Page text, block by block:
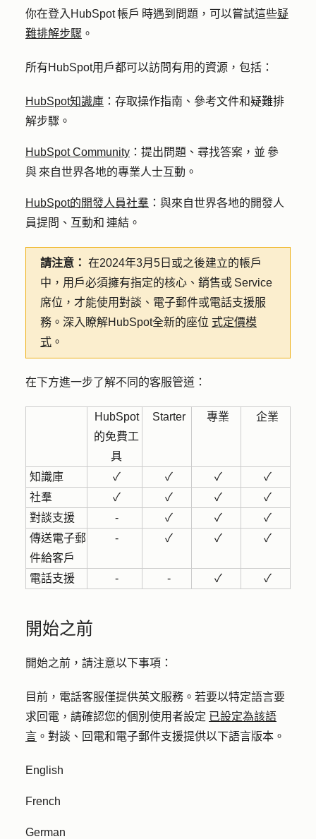
你在登入HubSpot 帳戶 時遇到問題，可以嘗試這些疑
難排解步驟 。
所有HubSpot用戶都可以訪問有用的資源，包括：
HubSpot知識庫 ：存取操作指南、參考文件和疑難排
解步驟。
HubSpot Community ：提出問題、尋找答案，並 參
與 來自世界各地的專業人士互動。
HubSpot的開發人員社羣 ：與來自世界各地的開發人
員提問、互動和 連結。
請注意： 在2024年3月5日或之後建立的帳戶
中，用戶必須擁有指定的核心、銷售或 Service
席位，才能使用對談、電子郵件或電話支援服
務。深入瞭解HubSpot全新的座位 式定價模
式 。
在下方進一步了解不同的客服管道：
HubSpot
的免費工
具
Starter 專業 企業
知識庫 ✓ ✓ ✓
✓
社羣
✓ ✓ ✓
✓
對談支援
- ✓ ✓
✓
傳送電子郵
件給客戶
- ✓ ✓ ✓
電話支援 - - ✓ ✓
開始之前
開始之前，請注意以下事項：
目前，電話客服僅提供英文服務。若要以特定語言要
求回電，請確認您的個別使用者設定 已設定為該語
言 。對談、回電和電子郵件支援提供以下語言版本。
English
French
German